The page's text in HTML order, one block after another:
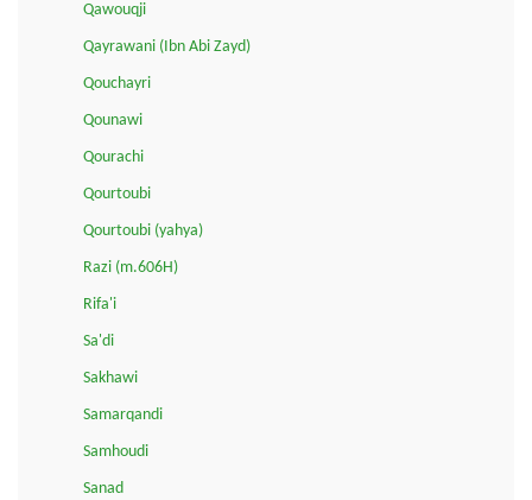
Qawouqji
Qayrawani (Ibn Abi Zayd)
Qouchayri
Qounawi
Qourachi
Qourtoubi
Qourtoubi (yahya)
Razi (m.606H)
Rifa'i
Sa'di
Sakhawi
Samarqandi
Samhoudi
Sanad